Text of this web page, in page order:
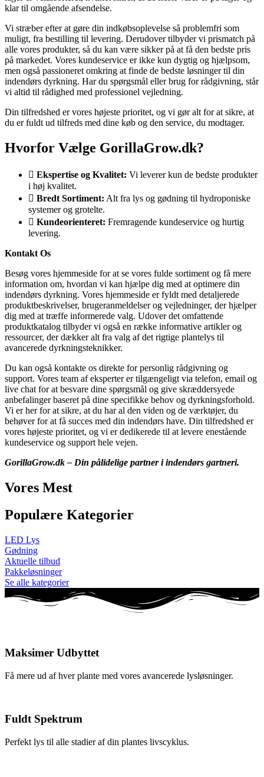
klar til omgående afsendelse.
Vi stræber efter at gøre din indkøbsoplevelse så problemfri som
muligt, fra bestilling til levering. Derudover tilbyder vi prismatch på
alle vores produkter, så du kan være sikker på at få den bedste pris
på markedet. Vores kundeservice er ikke kun dygtig og hjælpsom,
men også passioneret omkring at finde de bedste løsninger til din
indendørs dyrkning. Har du spørgsmål eller brug for rådgivning, står
vi altid til rådighed med professionel vejledning.
Din tilfredshed er vores højeste prioritet, og vi gør alt for at sikre, at
du er fuldt ud tilfreds med dine køb og den service, du modtager.
Hvorfor Vælge GorillaGrow.dk?
Ekspertise og Kvalitet: Vi leverer kun de bedste produkter
i høj kvalitet.
Bredt Sortiment: Alt fra lys og gødning til hydroponiske
systemer og grotelte.
Kundeorienteret: Fremragende kundeservice og hurtig
levering.
Kontakt Os
Besøg vores hjemmeside for at se vores fulde sortiment og få mere
information om, hvordan vi kan hjælpe dig med at optimere din
indendørs dyrkning. Vores hjemmeside er fyldt med detaljerede
produktbeskrivelser, brugeranmeldelser og vejledninger, der hjælper
dig med at træffe informerede valg. Udover det omfattende
produktkatalog tilbyder vi også en række informative artikler og
ressourcer, der dækker alt fra valg af det rigtige plantelys til
avancerede dyrkningsteknikker.
Du kan også kontakte os direkte for personlig rådgivning og
support. Vores team af eksperter er tilgængeligt via telefon, email og
live chat for at besvare dine spørgsmål og give skræddersyede
anbefalinger baseret på dine specifikke behov og dyrkningsforhold.
Vi er her for at sikre, at du har al den viden og de værktøjer, du
behøver for at få succes med din indendørs have. Din tilfredshed er
vores højeste prioritet, og vi er dedikerede til at levere enestående
kundeservice og support hele vejen.
GorillaGrow.dk – Din pålidelige partner i indendørs gartneri.
Vores Mest
Populære Kategorier
LED Lys
Gødning
Aktuelle tilbud
Pakkeløsninger
Se alle kategorier
Maksimer Udbyttet
Få mere ud af hver plante med vores avancerede lysløsninger.
Fuldt Spektrum
Perfekt lys til alle stadier af din plantes livscyklus.